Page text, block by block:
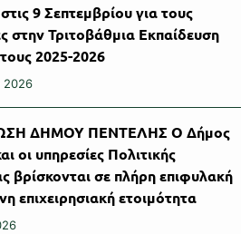
9 Σεπτεμβρίου για τους
στην Τριτοβάθμια Εκπαίδευση
2025-2026
2026
ΔΗΜΟΥ ΠΕΝΤΕΛΗΣ Ο Δήμος
οι υπηρεσίες Πολιτικής
βρίσκονται σε πλήρη επιφυλακή
επιχειρησιακή ετοιμότητα